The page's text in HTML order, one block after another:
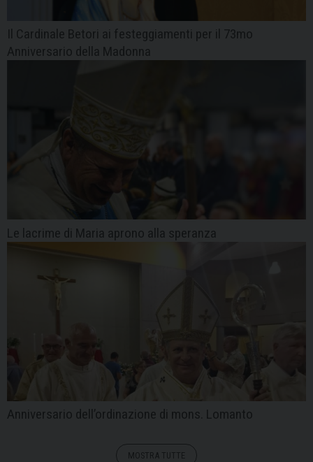
Il Cardinale Betori ai festeggiamenti per il 73mo
Anniversario della Madonna
Le lacrime di Maria aprono alla speranza
Anniversario dell’ordinazione di mons. Lomanto
MOSTRA TUTTE